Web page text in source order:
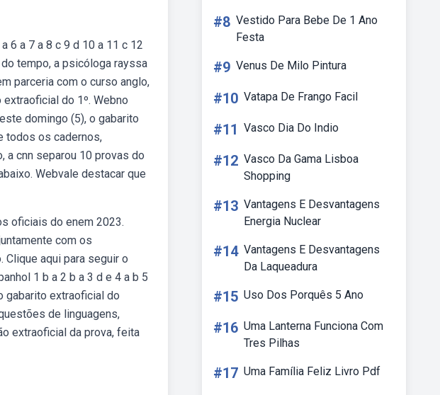
6 a 7 a 8 c 9 d 10 a 11 c 12
tempo, a psicóloga rayssa
parceria com o curso anglo,
do 1º. Webno
domingo (5), o gabarito
todos os cadernos,
cnn separou 10 provas do
Webvale destacar que
oficiais do enem 2023.
com os
aqui para seguir o
1 b a 2 b a 3 d e 4 a b 5
gabarito extraoficial do
de linguagens,
extraoficial da prova, feita
#8 Vestido Para Bebe De 1 Ano
Festa
#9 Venus De Milo Pintura
#10 Vatapa De Frango Facil
#11 Vasco Dia Do Indio
#12 Vasco Da Gama Lisboa
Shopping
#13 Vantagens E Desvantagens
Energia Nuclear
#14 Vantagens E Desvantagens
Da Laqueadura
#15 Uso Dos Porquês 5 Ano
#16 Uma Lanterna Funciona Com
Tres Pilhas
#17 Uma Família Feliz Livro Pdf